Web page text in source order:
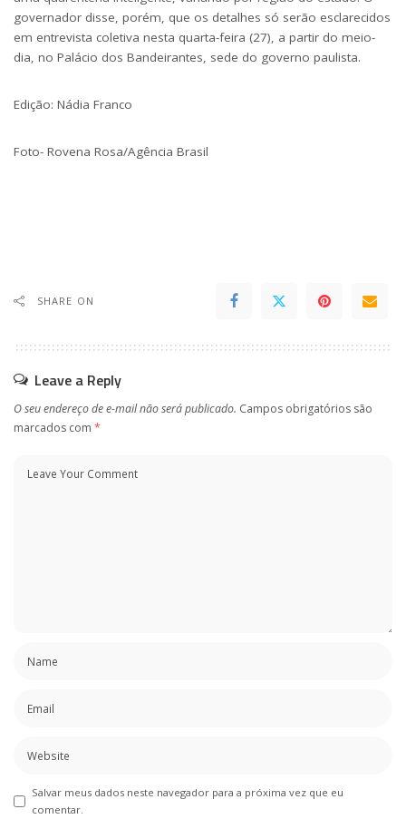
governador disse, porém, que os detalhes só serão esclarecidos
em entrevista coletiva nesta quarta-feira (27), a partir do meio-
dia, no Palácio dos Bandeirantes, sede do governo paulista.
Edição: Nádia Franco
Foto- Rovena Rosa/Agência Brasil
SHARE ON
Leave a Reply
O seu endereço de e-mail não será publicado. Campos obrigatórios são
marcados com *
Salvar meus dados neste navegador para a próxima vez que eu
comentar.